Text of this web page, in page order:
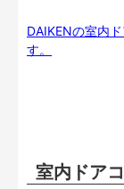
DAIKENの室内
す。
室内ドア